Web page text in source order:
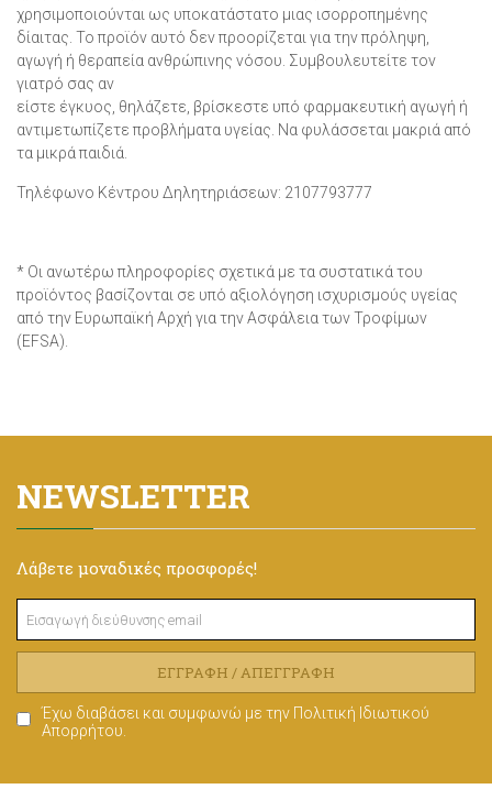
χρησιμοποιούνται ως υποκατάστατο μιας ισορροπημένης
δίαιτας. Το προϊόν αυτό δεν προορίζεται για την πρόληψη,
αγωγή ή θεραπεία ανθρώπινης νόσου. Συμβουλευτείτε τον
γιατρό σας αν
είστε έγκυος, θηλάζετε, βρίσκεστε υπό φαρμακευτική αγωγή ή
αντιμετωπίζετε προβλήματα υγείας. Να φυλάσσεται μακριά από
τα μικρά παιδιά.
Τηλέφωνο Κέντρου Δηλητηριάσεων: 2107793777
* Οι ανωτέρω πληροφορίες σχετικά με τα συστατικά του
προϊόντος βασίζονται σε υπό αξιολόγηση ισχυρισμούς υγείας
από την Ευρωπαϊκή Αρχή για την Ασφάλεια των Τροφίμων
(EFSA).
NEWSLETTER
Λάβετε μοναδικές προσφορές!
ΕΓΓΡΑΦΉ / ΑΠΕΓΓΡΑΦΉ
Έχω διαβάσει και συμφωνώ με την Πολιτική Ιδιωτικού
Απορρήτου.